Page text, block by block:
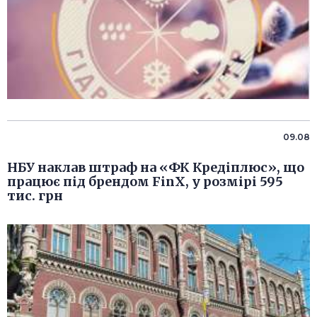
09.08
НБУ наклав штраф на «ФК Кредіплюс», що
працює під брендом FinX, у розмірі 595
тис. грн